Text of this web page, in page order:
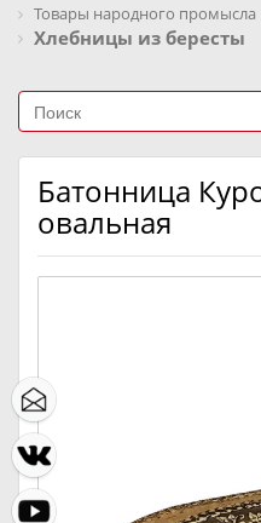
Товары народного промысла
Хлебницы из бересты
Батонница
овальная